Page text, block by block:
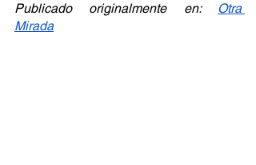
Publicado originalmente en: Otra
Mirada